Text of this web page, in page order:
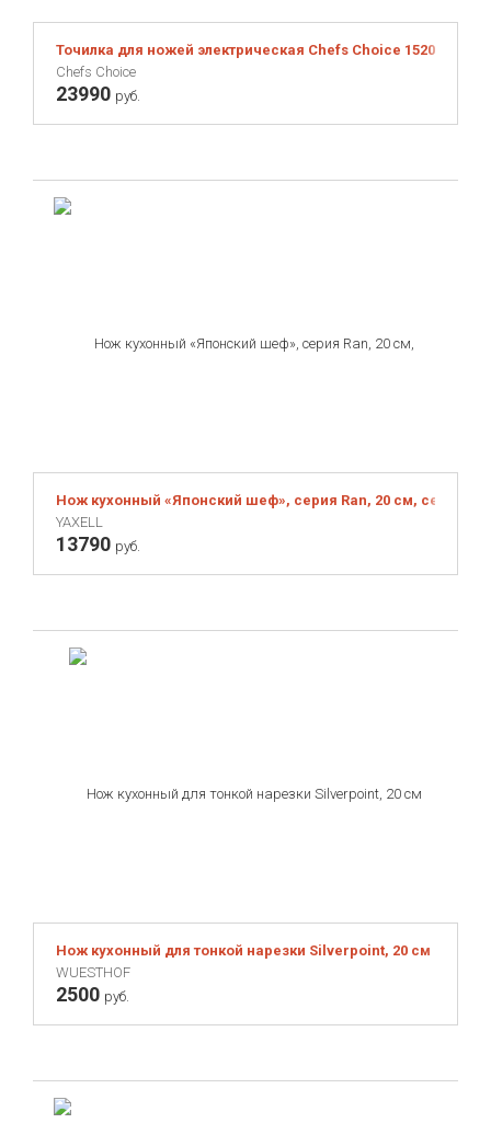
Точилка для ножей электрическая Chefs Choice 1520, белая
Chefs Choice
23990 руб.
Нож кухонный «Японский шеф», серия Ran, 20 см,
YAXELL
13790 руб.
Нож кухонный для тонкой нарезки Silverpoint, 20 см
WUESTHOF
2500 руб.